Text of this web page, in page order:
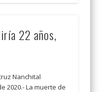
22 años,
Nanchital
2020.- La muerte de